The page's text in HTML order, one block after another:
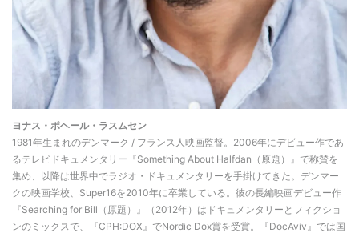
ヨナス・ポヘール・ラスムセン
1981年生まれのデンマーク / フランス人映画監督。2006年にデビュー作であ
るテレビドキュメンタリー『Something About Halfdan（原題）』で称賛を
集め、以降は世界中でラジオ・ドキュメンタリーを手掛けてきた。デンマー
クの映画学校、Super16を2010年に卒業している。彼の長編映画デビュー作
『Searching for Bill（原題）』（2012年）はドキュメンタリーとフィクショ
ンのミックスで、『CPH:DOX』でNordic Dox賞を受賞。『DocAviv』では国